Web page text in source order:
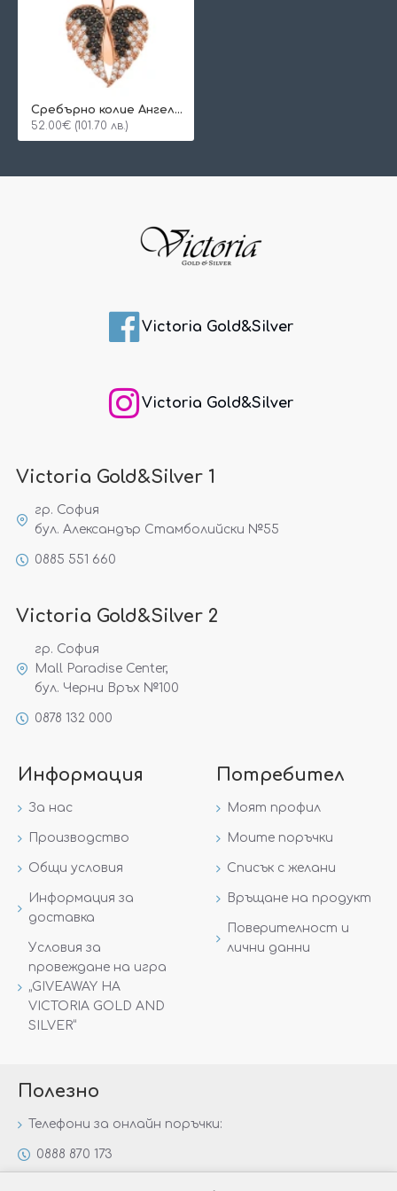
Сребърно колие Aнгелски криле
52.00€ (101.70 лв.)
Victoria Gold&Silver
Victoria Gold&Silver
Victoria Gold&Silver 1
гр. София
бул. Александър Стамболийски №55
0885 551 660
Victoria Gold&Silver 2
гр. София
Mall Paradise Center,
бул. Черни Връх №100
0878 132 000
Информация
За нас
Производство
Общи условия
Информация за
доставка
Условия за
провеждане на игра
„GIVEAWAY НА
VICTORIA GOLD AND
SILVER“
Потребител
Моят профил
Моите поръчки
Списък с желани
Връщане на продукт
Поверителност и
лични данни
Полезно
Телефони за онлайн поръчки:
0888 870 173